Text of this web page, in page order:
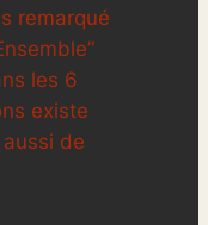
remarqué
les 6
existe
de